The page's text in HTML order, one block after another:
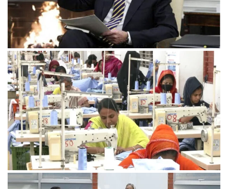
ইসরায়েলের সমালোচনায় বাইডেন, জাতিসংঘে যুদ্ধবিরতির প্রস্তাব পাস
পোশাক শ্রমিকের ন্যূনতম মজুরি সাড়ে ১২ হাজার টাকা চূড়ান্ত